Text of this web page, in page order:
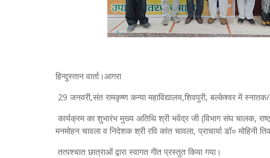
हिन्दुस्तान वार्ता।आगरा
29 जनवरी,संत रामकृष्ण कन्या महाविद्यालय,शिवपुरी, बल्केश्वर में
कार्यक्रम का शुभारंभ मुख्य अतिथि श्री भवेंद्र जी (विभाग संघ चालक,
मनमोहन चावला व निदेशक श्री रवि कांत चावला, प्राचार्या डॉ० मोहिनी
तत्पश्चात छात्राओं द्वारा स्वागत गीत प्रस्तुत किया गया।